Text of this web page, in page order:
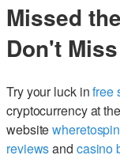
Missed
Don't
Try your luck infree
cryptocurrency at
website
reviewsand casino